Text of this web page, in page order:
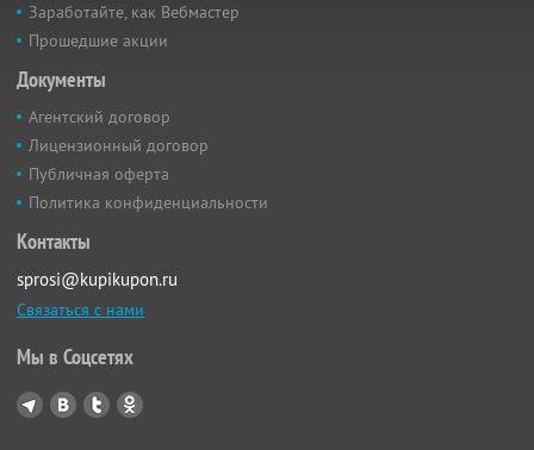
Заработайте, как Вебмастер
Прошедшие акции
Документы
Агентский договор
Лицензионный договор
Публичная оферта
Политика конфиденциальности
Контакты
sprosi@kupikupon.ru
Связаться с нами
Мы в Соцсетях